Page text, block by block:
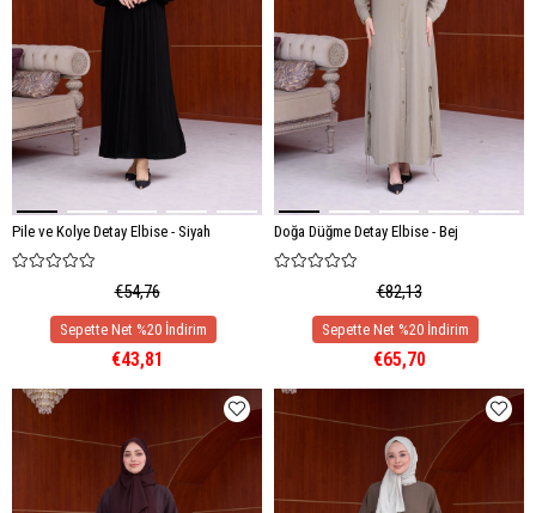
Pile ve Kolye Detay Elbise - Siyah
€54,76
€43,81
Doğa Düğme Detay Elbise - Bej
€82,13
€65,70